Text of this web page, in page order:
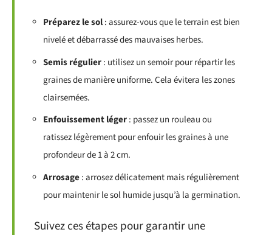
Préparez le sol: assurez-vous que le terrain est bien
nivelé et débarrassé des mauvaises herbes.
Semis régulier: utilisez un semoir pour répartir les
graines de manière uniforme. Cela évitera les zones
clairsemées.
Enfouissement léger: passez un rouleau ou
ratissez légèrement pour enfouir les graines à une
profondeur de 1 à 2 cm.
Arrosage: arrosez délicatement mais régulièrement
pour maintenir le sol humide jusqu’à la germination.
Suivez ces étapes pour garantir une